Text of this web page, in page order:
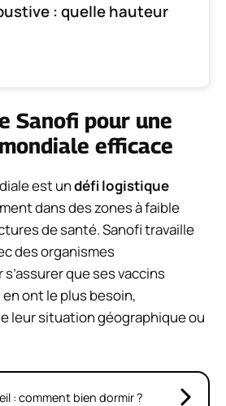
: quelle hauteur
Sanofi pour une
efficace
est undéfi logistique
dans des zones à faible
de santé. Sanofi travaille
des organismes
que ses vaccins
ont le plus besoin,
leur situation géographique ou
: comment bien dormir ?